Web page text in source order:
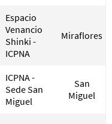
Espacio
Venancio
Shinki -
ICPNA
Miraflores
ICPNA -
Sede San
Miguel
San
Miguel